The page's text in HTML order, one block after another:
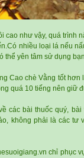
như vậy, quá trình
nhiều loại lá nếu
thể yên tâm sử dụng
Cao chè Vằng tốt hơn
quá 10 tiếng nên giữ
các bài thuốc quý,
không phải là các
chỉ phục